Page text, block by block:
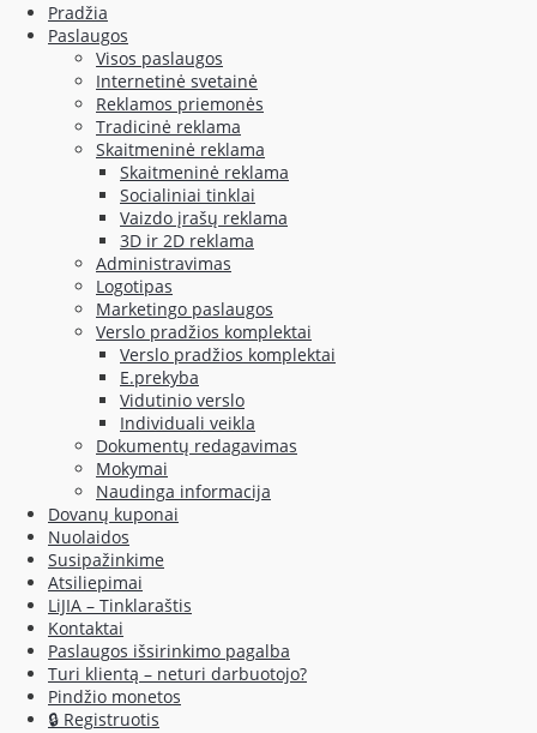
Pradžia
Paslaugos
Visos paslaugos
Internetinė svetainė
Reklamos priemonės
Tradicinė reklama
Skaitmeninė reklama
Skaitmeninė reklama
Socialiniai tinklai
Vaizdo įrašų reklama
3D ir 2D reklama
Administravimas
Logotipas
Marketingo paslaugos
Verslo pradžios komplektai
Verslo pradžios komplektai
E.prekyba
Vidutinio verslo
Individuali veikla
Dokumentų redagavimas
Mokymai
Naudinga informacija
Dovanų kuponai
Nuolaidos
Susipažinkime
Atsiliepimai
LiJIA – Tinklaraštis
Kontaktai
Paslaugos išsirinkimo pagalba
Turi klientą – neturi darbuotojo?
Pindžio monetos
🔒 Registruotis